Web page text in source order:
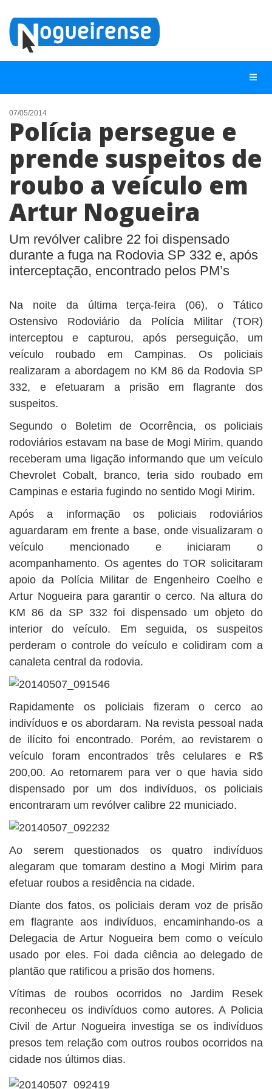
NOTÍCIAS
LISTA DIGITAL
TELEFONES ÚTEIS
CONTATO
ANUNCIE
BUSCAR
07/05/2014
Polícia persegue e
prende suspeitos de
roubo a veículo em
Artur Nogueira
Um revólver calibre 22 foi dispensado
durante a fuga na Rodovia SP 332 e, após
interceptação, encontrado pelos PM’s
Na noite da última terça-feira (06), o Tático
Ostensivo Rodoviário da Polícia Militar (TOR)
interceptou e capturou, após perseguição, um
veículo roubado em Campinas. Os policiais
realizaram a abordagem no KM 86 da Rodovia SP
332, e efetuaram a prisão em flagrante dos
suspeitos.
Segundo o Boletim de Ocorrência, os policiais
rodoviários estavam na base de Mogi Mirim, quando
receberam uma ligação informando que um veículo
Chevrolet Cobalt, branco, teria sido roubado em
Campinas e estaria fugindo no sentido Mogi Mirim.
Após a informação os policiais rodoviários
aguardaram em frente a base, onde visualizaram o
veículo mencionado e iniciaram o
acompanhamento. Os agentes do TOR solicitaram
apoio da Polícia Militar de Engenheiro Coelho e
Artur Nogueira para garantir o cerco. Na altura do
KM 86 da SP 332 foi dispensado um objeto do
interior do veículo. Em seguida, os suspeitos
perderam o controle do veículo e colidiram com a
canaleta central da rodovia.
Rapidamente os policiais fizeram o cerco ao
indivíduos e os abordaram. Na revista pessoal nada
de ilícito foi encontrado. Porém, ao revistarem o
veículo foram encontrados três celulares e R$
200,00. Ao retornarem para ver o que havia sido
dispensado por um dos indivíduos, os policiais
encontraram um revólver calibre 22 municiado.
Ao serem questionados os quatro indivíduos
alegaram que tomaram destino a Mogi Mirim para
efetuar roubos a residência na cidade.
Diante dos fatos, os policiais deram voz de prisão
em flagrante aos indivíduos, encaminhando-os a
Delegacia de Artur Nogueira bem como o veículo
usado por eles. Foi dada ciência ao delegado de
plantão que ratificou a prisão dos homens.
Vítimas de roubos ocorridos no Jardim Resek
reconheceu os indivíduos como autores. A Policia
Civil de Artur Nogueira investiga se os indivíduos
presos tem relação com outros roubos ocorridos na
cidade nos últimos dias.